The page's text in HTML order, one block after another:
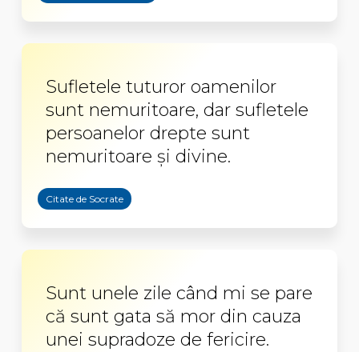
Sufletele tuturor oamenilor
sunt nemuritoare, dar sufletele
persoanelor drepte sunt
nemuritoare şi divine.
Citate de Socrate
Sunt unele zile când mi se pare
că sunt gata să mor din cauza
unei supradoze de fericire.